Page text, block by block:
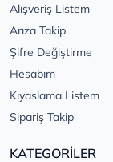
Alışveriş Listem
Arıza Takip
Şifre Değiştirme
Hesabım
Kıyaslama Listem
Sipariş Takip
KATEGORİLER